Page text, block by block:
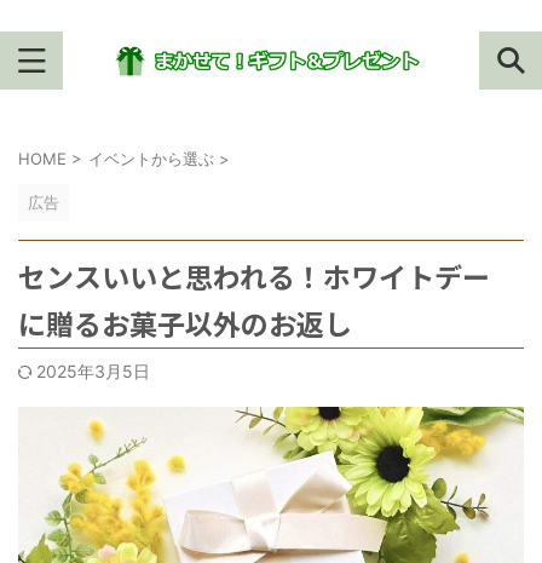
HOME > イベントから選ぶ >
広告
センスいいと思われる！ホワイトデー
に贈るお菓子以外のお返し
2025年3月5日